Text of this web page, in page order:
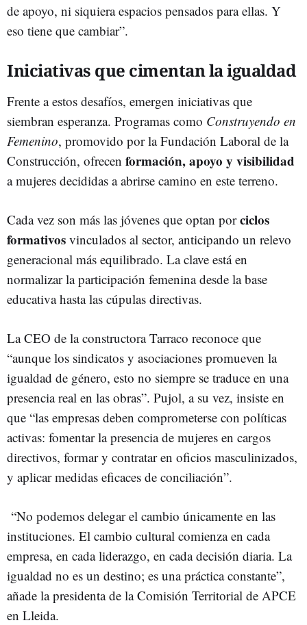
de apoyo, ni siquiera espacios pensados para ellas. Y
eso tiene que cambiar”.
Iniciativas que cimentan la igualdad
Frente a estos desafíos, emergen iniciativas que
siembran esperanza. Programas como Construyendo en
Femenino, promovido por la Fundación Laboral de la
Construcción, ofrecen formación, apoyo y visibilidad
a mujeres decididas a abrirse camino en este terreno.
Cada vez son más las jóvenes que optan porciclos
formativos vinculados al sector, anticipando un relevo
generacional más equilibrado. La clave está en
normalizar la participación femenina desde la base
educativa hasta las cúpulas directivas.
La CEO de la constructora Tarraco reconoce que
“aunque los sindicatos y asociaciones promueven la
igualdad de género, esto no siempre se traduce en una
presencia real en las obras”. Pujol, a su vez, insiste en
que “las empresas deben comprometerse con políticas
activas: fomentar la presencia de mujeres en cargos
directivos, formar y contratar en oficios masculinizados,
y aplicar medidas eficaces de conciliación”.
“No podemos delegar el cambio únicamente en las
instituciones. El cambio cultural comienza en cada
empresa, en cada liderazgo, en cada decisión diaria. La
igualdad no es un destino; es una práctica constante”,
añade la presidenta de la Comisión Territorial de APCE
en Lleida.